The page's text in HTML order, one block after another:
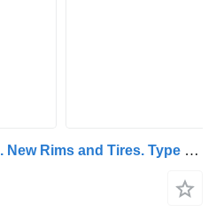
Berdex Berdex 3-4 floors. New Rims and Tires. Type 2. Water and fans +